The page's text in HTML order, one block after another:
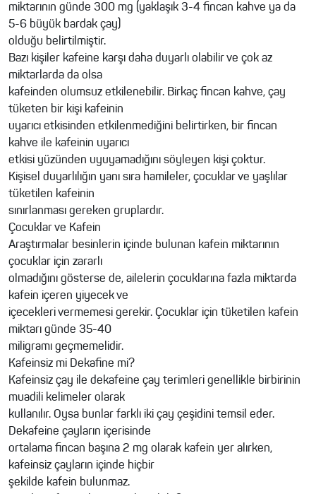
miktarının günde 300 mg (yaklaşık 3-4 fincan kahve ya da
5-6 büyük bardak çay)
olduğu belirtilmiştir.
Bazı kişiler kafeine karşı daha duyarlı olabilir ve çok az
miktarlarda da olsa
kafeinden olumsuz etkilenebilir. Birkaç fincan kahve, çay
tüketen bir kişi kafeinin
uyarıcı etkisinden etkilenmediğini belirtirken, bir fincan
kahve ile kafeinin uyarıcı
etkisi yüzünden uyuyamadığını söyleyen kişi çoktur.
Kişisel duyarlılığın yanı sıra hamileler, çocuklar ve yaşlılar
tüketilen kafeinin
sınırlanması gereken gruplardır.
Çocuklar ve Kafein
Araştırmalar besinlerin içinde bulunan kafein miktarının
çocuklar için zararlı
olmadığını gösterse de, ailelerin çocuklarına fazla miktarda
kafein içeren yiyecek ve
içecekleri vermemesi gerekir. Çocuklar için tüketilen kafein
miktarı günde 35-40
miligramı geçmemelidir.
Kafeinsiz mi Dekafine mi?
Kafeinsiz çay ile dekafeine çay terimleri genellikle birbirinin
muadili kelimeler olarak
kullanılır. Oysa bunlar farklı iki çay çeşidini temsil eder.
Dekafeine çayların içerisinde
ortalama fincan başına 2 mg olarak kafein yer alırken,
kafeinsiz çayların içinde hiçbir
şekilde kafein bulunmaz.